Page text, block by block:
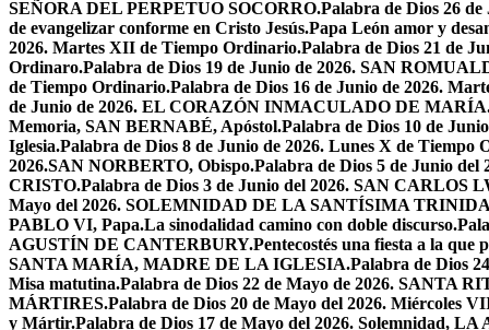
SEÑORA DEL PERPETUO SOCORRO.Palabra de Dios 26
de evangelizar conforme en Cristo Jesús.Papa León amor y
2026. Martes XII de Tiempo Ordinario.Palabra de Dios 21 de
Ordinaro.Palabra de Dios 19 de Junio de 2026. SAN
de Tiempo Ordinario.Palabra de Dios 16 de Junio de 2026.
de Junio de 2026. EL CORAZÓN INMACULADO DE
Memoria, SAN BERNABÉ, Apóstol.Palabra de Dios 10 de
Iglesia.Palabra de Dios 8 de Junio de 2026. Lunes X de Tiempo
2026.SAN NORBERTO, Obispo.Palabra de Dios 5 de Junio
CRISTO.Palabra de Dios 3 de Junio del 2026. SAN CARLOS
Mayo del 2026. SOLEMNIDAD DE LA SANTÍSIMA
PABLO VI, Papa.La sinodalidad camino con doble discurso.
AGUSTÍN DE CANTERBURY.Pentecostés una fiesta a la que
SANTA MARÍA, MADRE DE LA IGLESIA.Palabra de Dios
Misa matutina.Palabra de Dios 22 de Mayo de 2026. SANTA
MÁRTIRES.Palabra de Dios 20 de Mayo del 2026. Miércoles
y Mártir.Palabra de Dios 17 de Mayo del 2026. Solemnidad,